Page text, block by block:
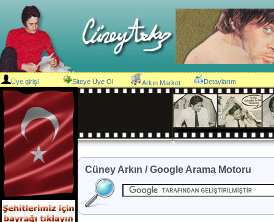
Üye girişi Siteye Üye Ol Arkın Market Detaylarım
Cüney Arkın / Google Arama Motoru